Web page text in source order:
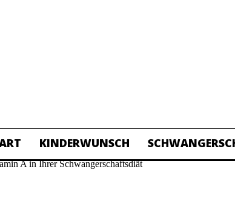
KINDERWUNSCH
A in Ihrer Schwangerschaftsdiät